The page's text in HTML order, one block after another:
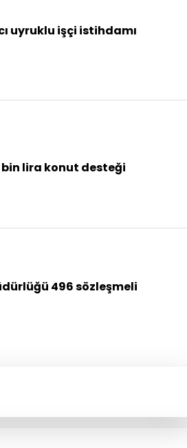
uyruklu işçi istihdamı
bin lira konut desteği
496 sözleşmeli